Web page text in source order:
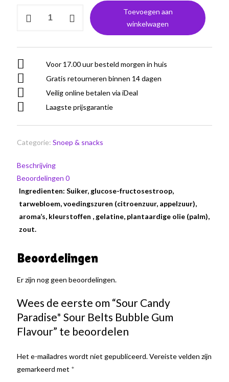
Candy
Sour
Belts
Bubble
Gum
Flavour
aantal
Toevoegen aan
winkelwagen
Voor 17.00 uur besteld morgen in huis
Gratis retourneren binnen 14 dagen
Veilig online betalen via iDeal
Laagste prijsgarantie
Categorie: Snoep & snacks
Beschrijving
Beoordelingen 0
Ingredienten: Suiker, glucose-fructosestroop,
tarwebloem, voedingszuren (citroenzuur, appelzuur),
aroma’s, kleurstoffen , gelatine, plantaardige olie (palm),
zout.
Beoordelingen
Er zijn nog geen beoordelingen.
Wees de eerste om “Sour Candy
Paradise* Sour Belts Bubble Gum
Flavour” te beoordelen
Het e-mailadres wordt niet gepubliceerd.Vereiste velden zijn
gemarkeerd met *